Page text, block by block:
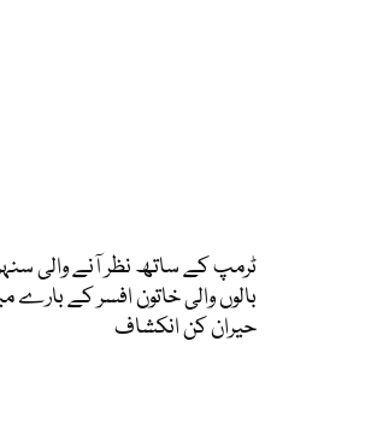
ٹرمپ کے ساتھ نظر آنے والی
بالوں والی خاتون افسر کے بارے
حیران کن انکشاف